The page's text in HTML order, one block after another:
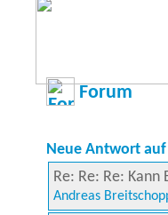
Forum
Neue Antwort auf
Re: Re: Re: Kann
Andreas